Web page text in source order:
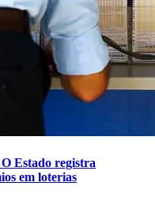
Estado registra
em loterias